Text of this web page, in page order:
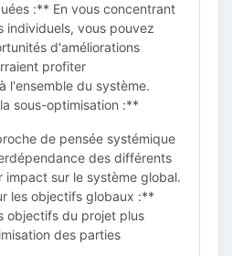
:** En vous concentrant
individuels, vous pouvez
d'améliorations
profiter
l'ensemble du système.
sous-optimisation :**
de pensée systémique
des différents
impact sur le système global.
les objectifs globaux :**
objectifs du projet plus
des parties